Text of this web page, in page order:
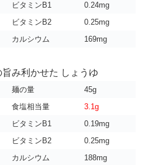
ビタミンB1
0.24mg
ビタミンB2
0.25mg
カルシウム 169mg
み利かせた しょうゆ
麺の量
45g
食塩相当量
3.1g
ビタミンB1
0.19mg
ビタミンB2
0.25mg
カルシウム 188mg